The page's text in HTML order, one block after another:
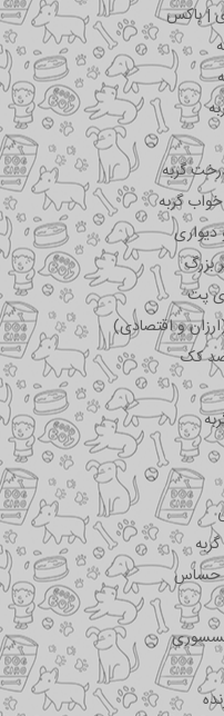
| باکس
گربه
گربه
بزرگ
پت
و اقتصادی)
ضد کک
، حساس